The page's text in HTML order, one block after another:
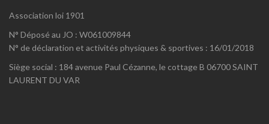
Association loi 1901
N° Déposé au JO : W061009844
N° de déclaration et activités physiques & sportives : 16/01/2018
Siège social : 184 avenue Paul Cézanne, le cottage B 06700 SAINT
LAURENT DU VAR